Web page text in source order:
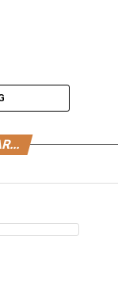
de pallares. Es
niño, ¡aquí la